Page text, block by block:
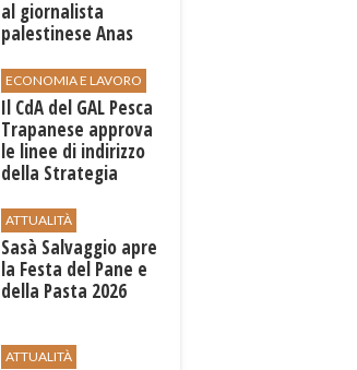
al giornalista
palestinese Anas
ECONOMIA E LAVORO
Il CdA del GAL Pesca
Trapanese approva
le linee di indirizzo
della Strategia
sviluppo
ATTUALITÀ
Sasà Salvaggio apre
la Festa del Pane e
della Pasta 2026
ATTUALITÀ